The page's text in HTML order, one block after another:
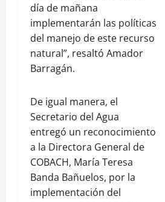
día de mañana
implementarán las políticas
del manejo de este recurso
natural”, resaltó Amador
Barragán.
De igual manera, el
Secretario del Agua
entregó un reconocimiento
a la Directora General de
COBACH, María Teresa
Banda Bañuelos, por la
implementación del